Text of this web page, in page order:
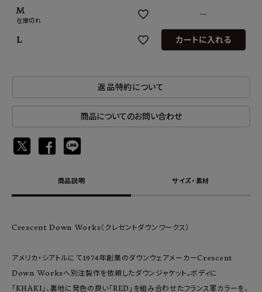
M
在庫切れ
—
L カートに入れる
返品特約について
商品についてのお問い合わせ
商品説明 サイズ・素材
Crescent Down Works（クレセントダウンワークス）
アメリカ・シアトルにて1974年創業のダウンウェアメーカーCrescent
Down Worksへ別注製作を依頼したダウンジャケット。ボディに
「KHAKI」、裏地に発色の良い「RED」を組み合わせたフランス軍カラーを、